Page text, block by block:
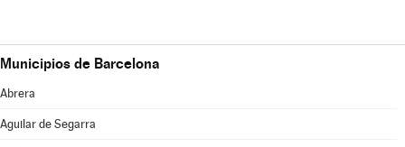
Municipios de Barcelona
Abrera
Aguilar de Segarra